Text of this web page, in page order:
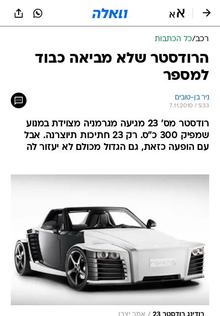
רכב/כל הכתבות
הרודסטר שלא מביאה כבוד
למספר
ניר בן-טובים
7.11.2010 / 5:33
רודסטר מס' 23 מגיעה מגרמניה מצוידת במנוע
שמפיק 300 כ"ס. רק 23 חתיכות תיוצרנה. אבל
עם הופעה כזאת, גם הגדול מכולם לא יעזור לה